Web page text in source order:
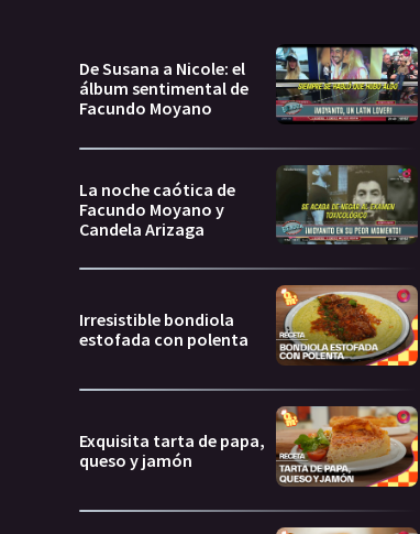
De Susana a Nicole: el
álbum sentimental de
Facundo Moyano
La noche caótica de
Facundo Moyano y
Candela Arizaga
Irresistible bondiola
estofada con polenta
Exquisita tarta de papa,
queso y jamón